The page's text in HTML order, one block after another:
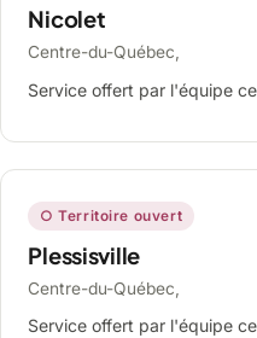
Nicolet
Centre-du-Québec,
Service offert par l'équipe
○ Territoire ouvert
Plessisville
Centre-du-Québec,
Service offert par l'équipe